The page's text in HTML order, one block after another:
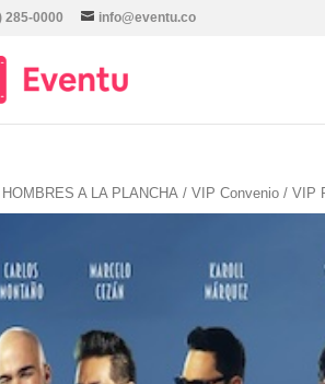
285-0000 info@eventu.co
HOMBRES A LA PLANCHA / VIP Convenio / VIP